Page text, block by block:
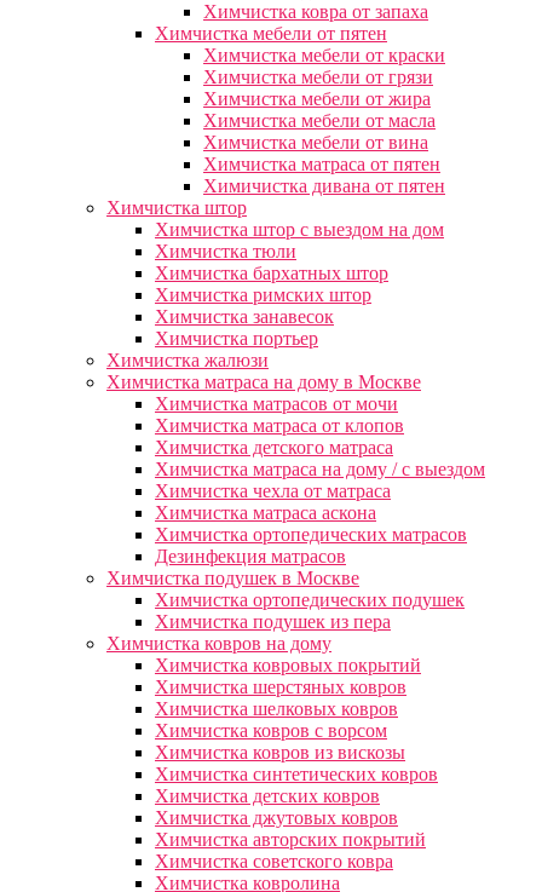
Химчистка ковра от запаха
Химчистка мебели от пятен
Химчистка мебели от краски
Химчистка мебели от грязи
Химчистка мебели от жира
Химчистка мебели от масла
Химчистка мебели от вина
Химчистка матраса от пятен
Химичистка дивана от пятен
Химчистка штор
Химчистка штор с выездом на дом
Химчистка тюли
Химчистка бархатных штор
Химчистка римских штор
Химчистка занавесок
Химчистка портьер
Химчистка жалюзи
Химчистка матраса на дому в Москве
Химчистка матрасов от мочи
Химчистка матраса от клопов
Химчистка детского матраса
Химчистка матраса на дому / с выездом
Химчистка чехла от матраса
Химчистка матраса аскона
Химчистка ортопедических матрасов
Дезинфекция матрасов
Химчистка подушек в Москве
Химчистка ортопедических подушек
Химчистка подушек из пера
Химчистка ковров на дому
Химчистка ковровых покрытий
Химчистка шерстяных ковров
Химчистка шелковых ковров
Химчистка ковров с ворсом
Химчистка ковров из вискозы
Химчистка синтетических ковров
Химчистка детских ковров
Химчистка джутовых ковров
Химчистка авторских покрытий
Химчистка советского ковра
Химчистка ковролина